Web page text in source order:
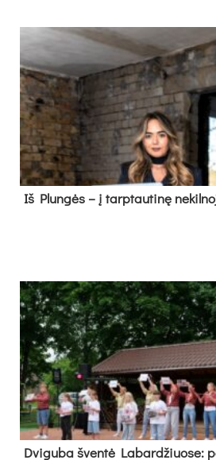
Iš Plungės – į tarptautinę
Dvi­gu­ba šven­tė La­bar­džiuo­se: